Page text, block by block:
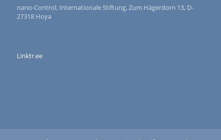
nano-Control, Internationale Stiftung, Zum Hägerdorn 13, D-
27318 Hoya
Linktr.ee